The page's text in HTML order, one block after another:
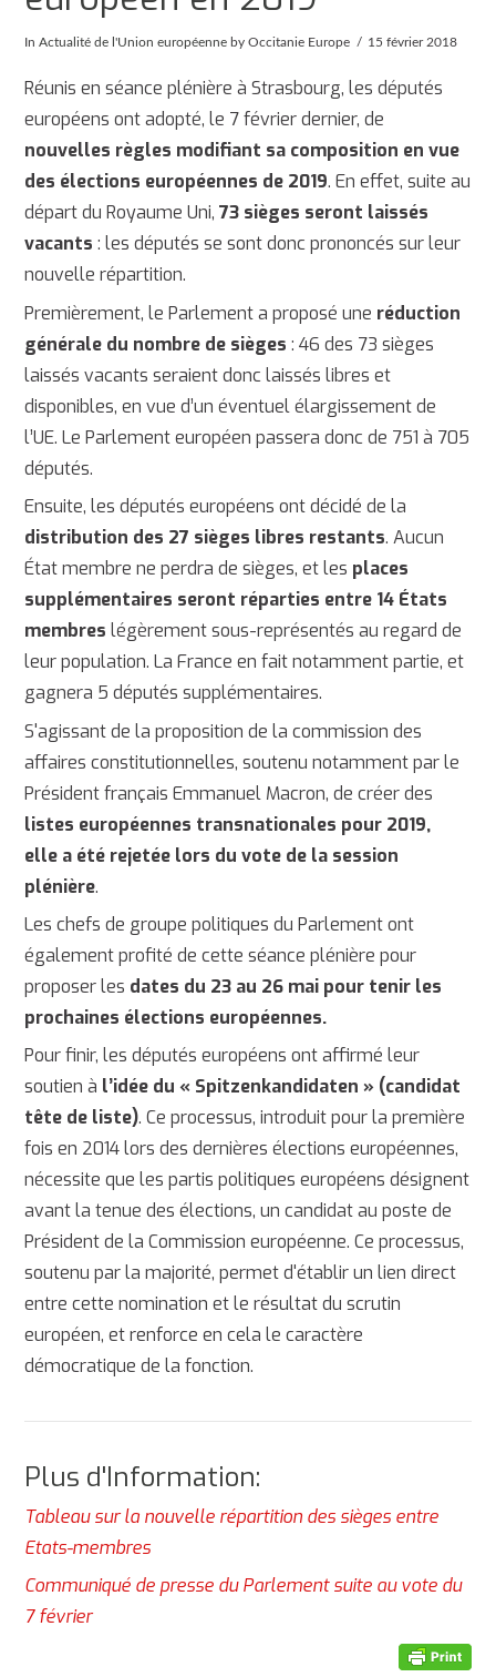
InActualité de l'Union européenne by Occitanie Europe 15 février 2018
Réunis en séance plénière à Strasbourg, les députés
européens ont adopté, le 7 février dernier, de
nouvelles règles modifiant sa composition en vue
des élections européennes de 2019. En effet, suite au
départ du Royaume Uni,73 sièges seront laissés
vacants : les députés se sont donc prononcés sur leur
nouvelle répartition.
Premièrement, le Parlement a proposé une réduction
générale du nombre de sièges : 46 des 73 sièges
laissés vacants seraient donc laissés libres et
disponibles, en vue d’un éventuel élargissement de
l’UE. Le Parlement européen passera donc de 751 à 705
députés.
Ensuite, les députés européens ont décidé de la
distribution des 27 sièges libres restants. Aucun
État membre ne perdra de sièges, et les places
supplémentaires seront réparties entre 14 États
membres légèrement sous-représentés au regard de
leur population. La France en fait notamment partie, et
gagnera 5 députés supplémentaires.
S'agissant de la proposition de la commission des
affaires constitutionnelles, soutenu notamment par le
Président français Emmanuel Macron, de créer des
listes européennes transnationales pour 2019,
elle a été rejetée lors du vote de la session
plénière.
Les chefs de groupe politiques du Parlement ont
également profité de cette séance plénière pour
proposer les dates du 23 au 26 mai pour tenir les
prochaines élections européennes.
Pour finir, les députés européens ont affirmé leur
soutien à l’idée du « Spitzenkandidaten » (candidat
tête de liste). Ce processus, introduit pour la première
fois en 2014 lors des dernières élections européennes,
nécessite que les partis politiques européens désignent
avant la tenue des élections, un candidat au poste de
Président de la Commission européenne. Ce processus,
soutenu par la majorité, permet d'établir un lien direct
entre cette nomination et le résultat du scrutin
européen, et renforce en cela le caractère
démocratique de la fonction.
Plus d'Information:
Tableau sur la nouvelle répartition des sièges entre
Etats-membres
Communiqué de presse du Parlement suite au vote du
7 février